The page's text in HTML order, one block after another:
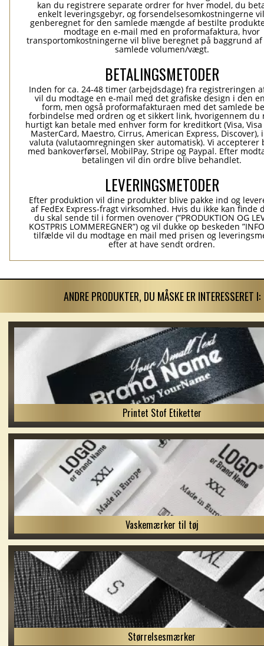
kan du registrere separate ordrer for hver model, du
enkelt leveringsgebyr, og forsendelsesomkostningerne
genberegnet for den samlede mængde af bestilte
modtage en e-mail med en proformafaktura, hvor
transportomkostningerne vil blive beregnet på baggrund af
samlede volumen/vægt.
BETALINGSMETODER
Inden for ca. 24-48 timer (arbejdsdage) fra registreringen
vil du modtage en e-mail med det grafiske design i den
form, men også proformafakturaen med det samlede
forbindelse med ordren og et sikkert link, hvorigennem du
hurtigt kan betale med enhver form for kreditkort (Visa, Visa
MasterCard, Maestro, Cirrus, American Express, Discover),
valuta (valutaomregningen sker automatisk). Vi accepterer
med bankoverførsel, MobilPay, Stripe og Paypal. Efter
betalingen vil din ordre blive behandlet.
LEVERINGSMETODER
Efter produktion vil dine produkter blive pakke ind og
af FedEx Express-fragt virksomhed. Hvis du ikke kan finde
du skal sende til i formen ovenover (”PRODUKTION OG
KOSTPRIS LOMMEREGNER”) og vil dukke op beskeden
tilfælde vil du modtage en mail med prisen og
efter at have sendt ordren.
ANDRE PRODUKTER, DU MÅSKE ER INTERESSERET I:
Printet Stof Etiketter
Vaskemærker til tøj
Størrelsesmærker